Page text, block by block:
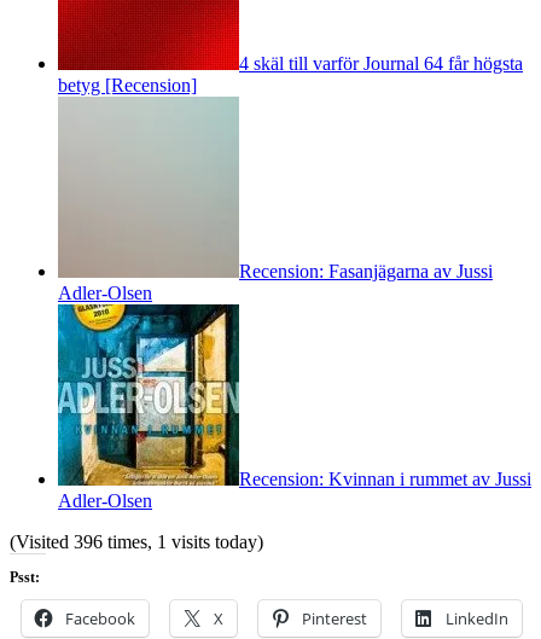
4 skäl till varför Journal 64 får högsta
betyg [Recension]
Recension: Fasanjägarna av Jussi
Adler-Olsen
Recension: Kvinnan i rummet av Jussi
Adler-Olsen
(Visited 396 times, 1 visits today)
Psst:
Facebook X Pinterest LinkedIn